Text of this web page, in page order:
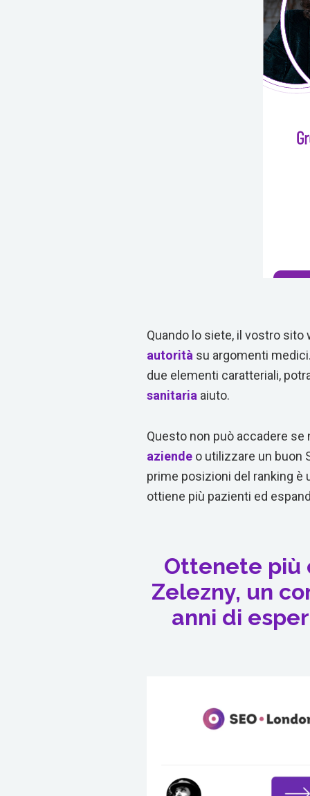
Quando lo siete, il vostro
autorità su argomenti
due elementi caratteriali,
sanitaria aiuto.
Questo non può accadere
aziende o utilizzare un buon
prime posizioni del ranking
ottiene più pazienti ed
Ottenete più
Zelezny, un
anni di